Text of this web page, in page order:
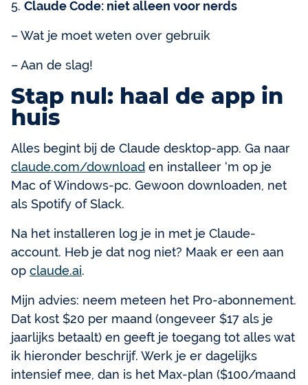
5. Claude Code: niet alleen voor nerds
– Wat je moet weten over gebruik
– Aan de slag!
Stap nul: haal de app in
huis
Alles begint bij de Claude desktop-app. Ga naar
claude.com/download en installeer ‘m op je
Mac of Windows-pc. Gewoon downloaden, net
als Spotify of Slack.
Na het installeren log je in met je Claude-
account. Heb je dat nog niet? Maak er een aan
op claude.ai.
Mijn advies: neem meteen het Pro-abonnement.
Dat kost $20 per maand (ongeveer $17 als je
jaarlijks betaalt) en geeft je toegang tot alles wat
ik hieronder beschrijf. Werk je er dagelijks
intensief mee, dan is het Max-plan ($100/maand